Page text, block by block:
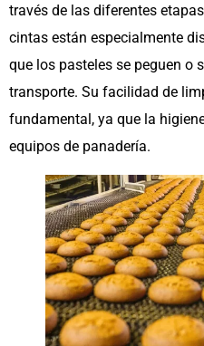
través de las diferentes
cintas están especialmente
que los pasteles se peguen o
transporte. Su facilidad de
fundamental, ya que la
equipos de panadería.